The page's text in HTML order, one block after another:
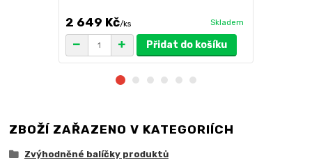
2 649 Kč/ks Skladem
Přidat do košíku
ZBOŽÍ ZAŘAZENO V KATEGORIÍCH
Zvýhodněné balíčky produktů